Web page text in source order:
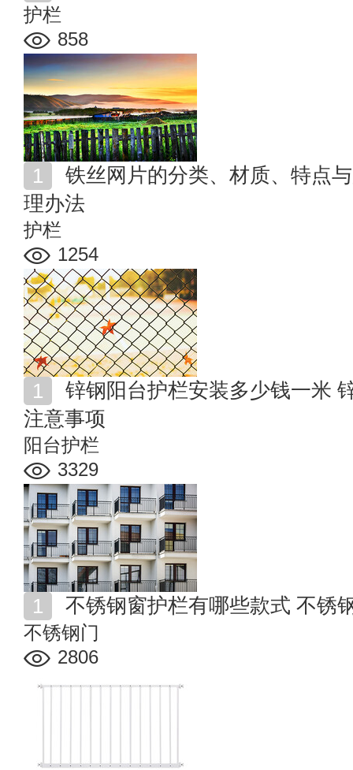
护栏
858
理办法
护栏
1254
注意事项
阳台护栏
3329
不锈钢窗护栏有哪些款式 不锈
不锈钢门
2806